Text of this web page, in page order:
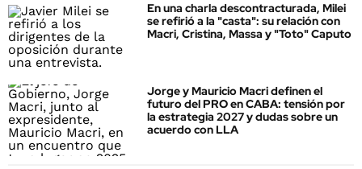
En una charla descontracturada, Milei
se refirió a la "casta": su relación con
Macri, Cristina, Massa y "Toto" Caputo
Jorge y Mauricio Macri definen el
futuro del PRO en CABA: tensión por
la estrategia 2027 y dudas sobre un
acuerdo con LLA